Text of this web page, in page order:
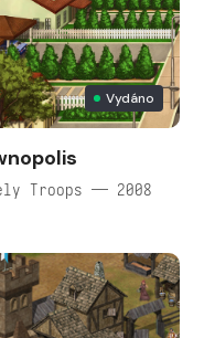
Vydáno
Troops — 2008